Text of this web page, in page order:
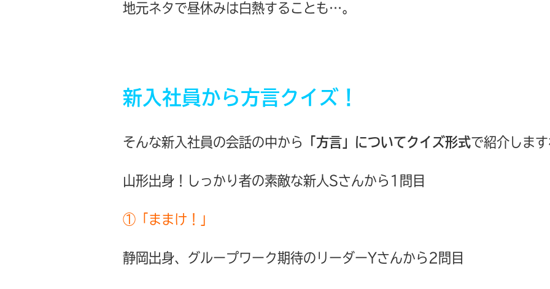
地元ネタで昼休みは白熱することも…。
新入社員から方言クイズ！
そんな新入社員の会話の中から 「方言」についてクイズ形式で紹介します
山形出身！しっかり者の素敵な新人Sさんから1問目
①「ままけ！」
静岡出身、グループワーク期待のリーダーYさんから2問目